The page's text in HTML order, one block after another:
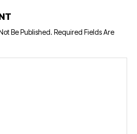
Be Published. Required Fields Are